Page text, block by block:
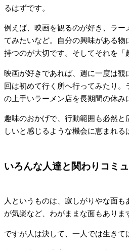
るはずです。
例えば、映画を観るのが好き、ラー
てみたいなど。自分の興味がある物
持つのが大切です。そしてそれを「
映画が好きであれば、週に一度は観
回は初めて行く所へ行ってみたり。
の上手いラーメン店を長期間の休み
趣味のおかげで、行動範囲も必然と
しいと感じるような機会に恵まれる
いろんな人達と関わりコミ
人というものは、寂しがりやな面
が気楽など、わがままな面もありま
ですが人は決して、一人では生きて